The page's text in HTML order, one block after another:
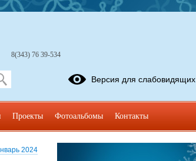
2024
8(343) 76 39-534
Версия для слабовидящих
Проекты Фотоальбомы Контакты